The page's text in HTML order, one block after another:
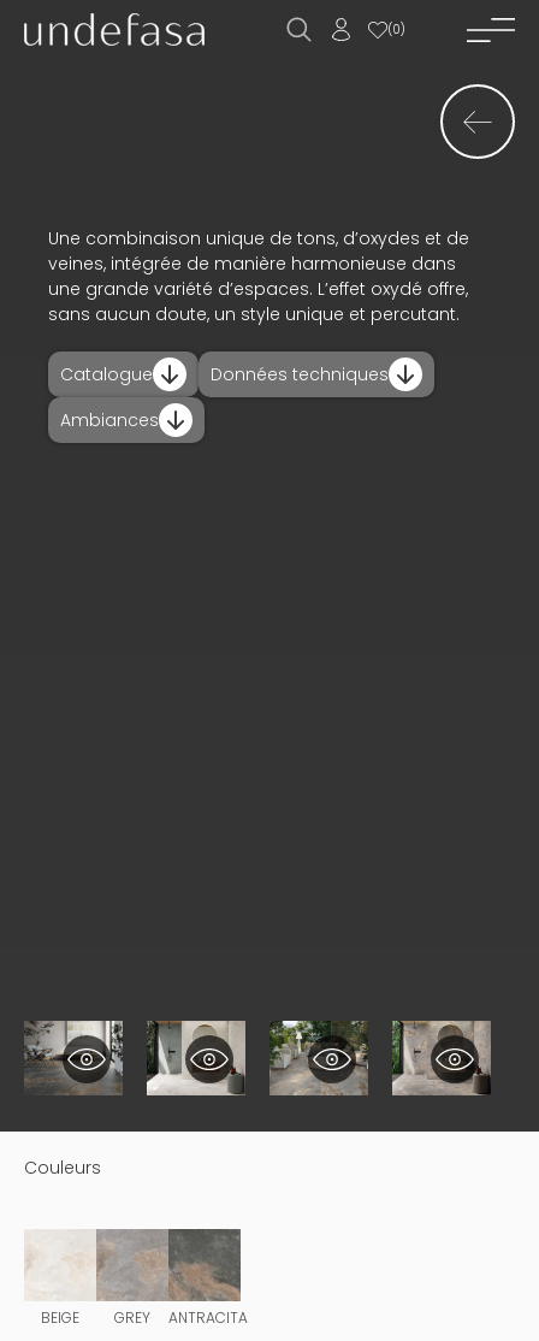
(0)
produits_
projets_
téléchargements_
actualités_
contact_
Une combinaison unique de tons, d’oxydes et de
veines, intégrée de manière harmonieuse dans
une grande variété d’espaces. L’effet oxydé offre,
sans aucun doute, un style unique et percutant.
Catalogue
Données techniques
Ambiances
Couleurs
BEIGE GREY ANTRACITA